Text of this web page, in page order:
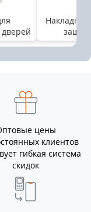
Накладной
цены
клиентов
гибкая система
скидок